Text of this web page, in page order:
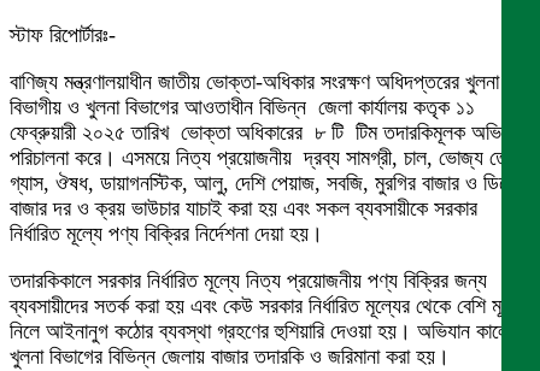
স্টাফ রিপোর্টারঃ-
বাণিজ্য মন্ত্রণালয়াধীন জাতীয় ভোক্তা-অধিকার সংরক্ষণ অধিদপ্তরের খুলনা
বিভাগীয় ও খুলনা বিভাগের আওতাধীন বিভিন্ন জেলা কার্যালয় কতৃক ১১
ফেব্রুয়ারী ২০২৫ তারিখ ভোক্তা অধিকারের ৮ টি টিম তদারকিমূলক অভিযান
পরিচালনা করে। এসময়ে নিত্য প্রয়োজনীয় দ্রব্য সামগ্রী, চাল, ভোজ্য তেল,
গ্যাস, ঔষধ, ডায়াগনস্টিক, আলু, দেশি পেয়াজ, সবজি, মুরগির বাজার ও ডিমের
বাজার দর ও ক্রয় ভাউচার যাচাই করা হয় এবং সকল ব্যবসায়ীকে সরকার
নির্ধারিত মূল্যে পণ্য বিক্রির নির্দেশনা দেয়া হয়।
তদারকিকালে সরকার নির্ধারিত মূল্যে নিত্য প্রয়োজনীয় পণ্য বিক্রির জন্য
ব্যবসায়ীদের সতর্ক করা হয় এবং কেউ সরকার নির্ধারিত মূল্যের থেকে বেশি মূল্য
নিলে আইনানুগ কঠোর ব্যবস্থা গ্রহণের হুশিয়ারি দেওয়া হয়। অভিযান কালে
খুলনা বিভাগের বিভিন্ন জেলায় বাজার তদারকি ও জরিমানা করা হয়।